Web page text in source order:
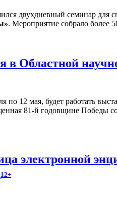
двухдневный семинар для
. Мероприятие собрало более
Областной
по 12 мая, будет работать
81-й годовщине Победы
электронной
12+